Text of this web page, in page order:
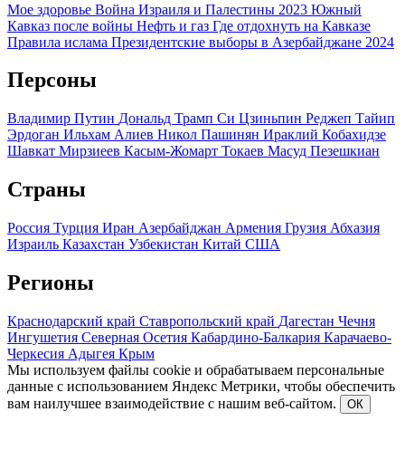
Мое здоровье Война Израиля и Палестины 2023 Южный
Кавказ после войны Нефть и газ Где отдохнуть на Кавказе
Правила ислама Президентские выборы в Азербайджане 2024
Персоны
Владимир Путин Дональд Трамп Си Цзиньпин Реджеп Тайип
Эрдоган Ильхам Алиев Никол Пашинян Ираклий Кобахидзе
Шавкат Мирзиеев Касым-Жомарт Токаев Масуд Пезешкиан
Страны
Россия Турция Иран Азербайджан Армения Грузия Абхазия
Израиль Казахстан Узбекистан Китай США
Регионы
Краснодарский край Ставропольский край Дагестан Чечня
Ингушетия Северная Осетия Кабардино-Балкария Карачаево-
Черкесия Адыгея Крым
Мы используем файлы cookie и обрабатываем персональные
данные с использованием Яндекс Метрики, чтобы обеспечить
вам наилучшее взаимодействие с нашим веб-сайтом.
ОК